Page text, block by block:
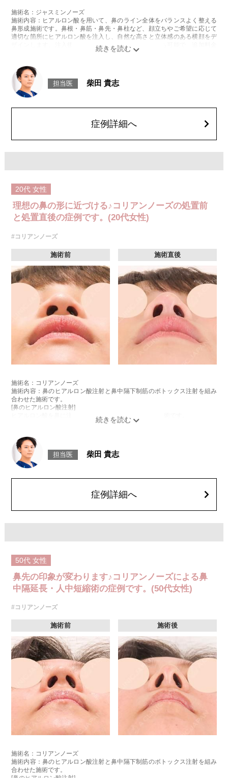
施術名：ジャスミンノーズ
施術内容：ヒアルロン酸を用いて、鼻のライン全体をバランスよく整える
鼻形成施術です。鼻根・鼻筋・鼻先・鼻柱など、顔立ちやご希望に応じて
適切な箇所にヒアルロン酸を注入し、自然な高さと立体感のある横顔をデ
ザインします。注入後には、ご希望に合わせて微調整も可能で、追加料金
はかかりません。使用するのは、高密度で硬さと形成力に優れた「クレヴ
ており、シャープで洗練された仕上がりを目指せます。
施術時間：約15分程
リスク、副作用：腫れ、赤み、内出血、痛み、突っ張り感などが生じるこ
とがございます。また、稀にアレルギー、細菌感染症、血管閉塞などが生
週間ほどお控えください。
オプション：表面麻酔 3,300円(税込) 笑気麻酔 3,300円(税込)
施術内容：鼻中隔を長く、人中は短く見えるよう、鼻柱（鼻中隔下部）に
施術時間：約15分程
リスク、副作用：施術後に、注入部位の腫れ、発赤（赤み）、内出血、圧
痛、突っ張るような違和感などが一時的に生じることがあります。また、
ごく稀にアレルギー反応、細菌感染、血管内誤注入による血流障害（血管
閉塞）などの重篤な副作用が報告されています。施術後1〜2週間は、注入
部位を強くこする・圧迫するなどのマッサージや刺激は避けてください。
費用：131,800円(税込)
オプション：表面麻酔 3,300円(税込) 笑気麻酔 3,300円(税込)
担当医 柴田 貴志
症例詳細へ
20代 女性
理想の鼻の形に近づける♪コリアンノーズの処置前
と処置直後の症例です。(20代女性)
#コリアンノーズ
施術前 施術直後
施術名：コリアンノーズ
施術内容：鼻のヒアルロン酸注射と鼻中隔下制筋のボトックス注射を組み
合わせた施術です。
[鼻のヒアルロン酸注射]
ヒアルロン酸を鼻に注入することで、鼻の形を整える施術です。
[鼻中隔下制筋のボトックス注射]
隔下制筋の働きを抑えることで、鼻先を上向きにする施術です。
施術時間：約15分程
リスク、副作用：腫れ、赤み、内出血、痛み、突っ張り感などが生じるこ
とがございます。また、稀にアレルギー、細菌感染症、血管閉塞、頭痛な
は1〜2週間ほどお控えください。ボトックス注入後は男性は3か月、女性
は2か月避妊して頂くようお願いします。
担当医 柴田 貴志
症例詳細へ
50代 女性
鼻先の印象が変わります♪コリアンノーズによる鼻
中隔延長・人中短縮術の症例です。(50代女性)
#コリアンノーズ
施術前 施術後
施術名：コリアンノーズ
施術内容：鼻のヒアルロン酸注射と鼻中隔下制筋のボトックス注射を組み
合わせた施術です。